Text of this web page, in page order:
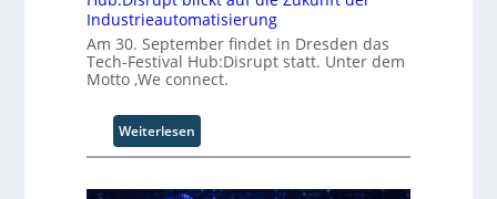
p
n
k
f
ü
r
Industrieautomatisierung
Am 30. September findet in Dresden das
Tech-Festival Hub:Disrupt statt. Unter dem
Motto ‚We connect.
Weiterlesen:
H
b